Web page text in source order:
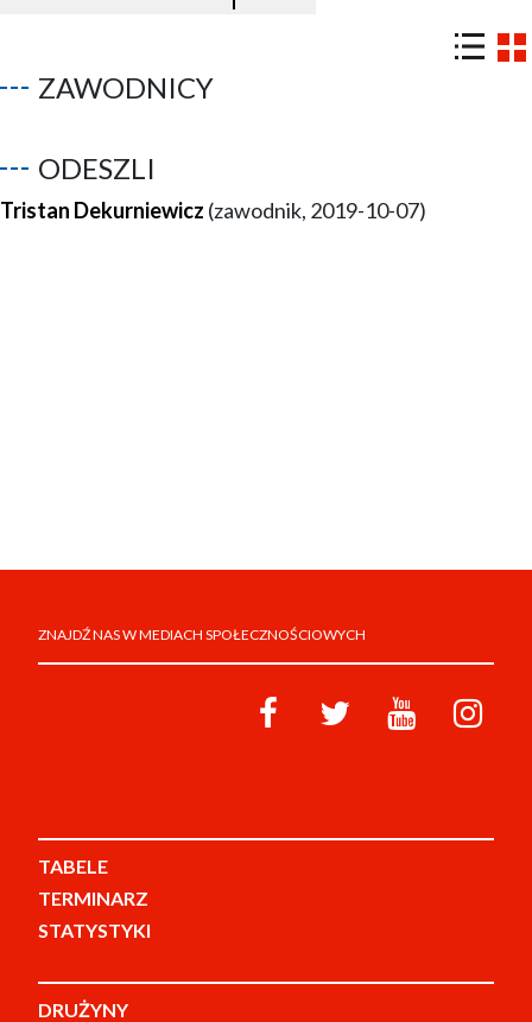
ZAWODNICY
ODESZLI
Tristan Dekurniewicz (zawodnik, 2019-10-07)
ZNAJDŹ NAS W MEDIACH SPOŁECZNOŚCIOWYCH
TABELE
TERMINARZ
STATYSTYKI
DRUŻYNY